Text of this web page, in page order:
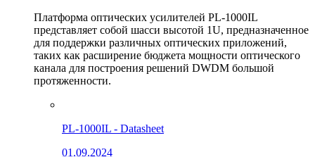
Платформа оптических усилителей PL-1000IL
представляет собой шасси высотой 1U, предназначенное
для поддержки различных оптических приложений,
таких как расширение бюджета мощности оптического
канала для построения решений DWDM большой
протяженности.
PL-1000IL - Datasheet
01.09.2024